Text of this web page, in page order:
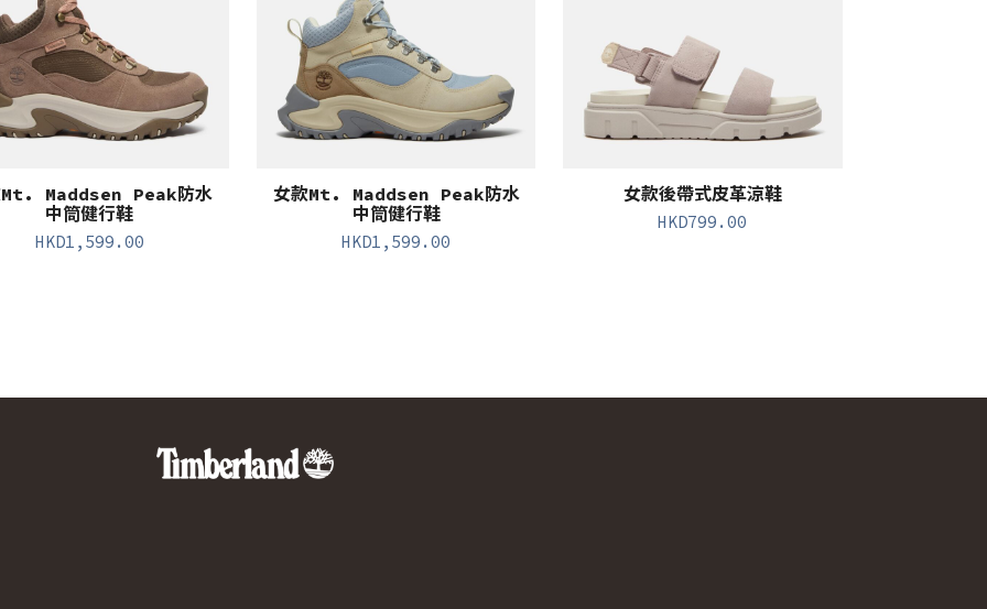
Mt. Maddsen Peak防水
中筒健行鞋
HKD1,599.00
女款Mt. Maddsen Peak防水
中筒健行鞋
HKD1,599.00
女款後帶式皮革涼鞋
HKD799.00